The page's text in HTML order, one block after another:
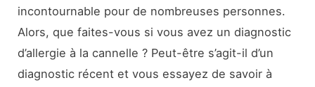
incontournable pour de nombreuses personnes.
Alors, que faites-vous si vous avez un diagnostic
d’allergie à la cannelle ? Peut-être s’agit-il d’un
diagnostic récent et vous essayez de savoir à